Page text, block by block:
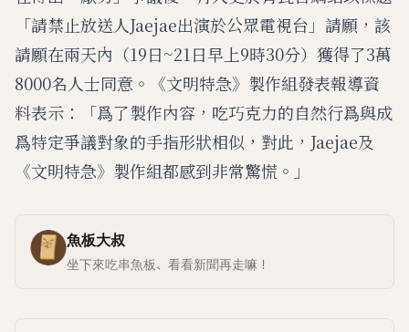
「請禁止放送人Jaejae出演於公眾電視台」請願，該
請願在兩天內（19日~21日早上9時30分）獲得了3萬
8000名人士同意。《文明特急》製作組發表報導資
料表示：「爲了製作內容，吃巧克力的自然行爲與成
爲特定爭議對象的手指形狀相似，對此，Jaejae及
《文明特急》製作組都感到非常驚慌。」
魚板大叔
坐下來吃串魚板、看看新聞再走嘛！